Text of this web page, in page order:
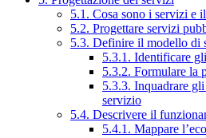
5.1. Cosa sono i servizi e
5.2. Progettare servizi
5.3. Definire il modello di
5.3.1. Identificare
5.3.2. Formulare la
5.3.3. Inquadrare
servizio
5.4. Descrivere il
5.4.1. Mappare